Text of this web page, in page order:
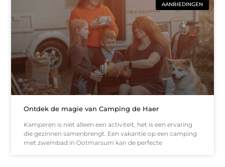
AANBIEDINGEN
Ontdek de magie van Camping de Haer
Kamperen is niet alleen een activiteit, het is een ervaring
die gezinnen samenbrengt. Een vakantie op een camping
met zwembad in Ootmarsum kan de perfecte